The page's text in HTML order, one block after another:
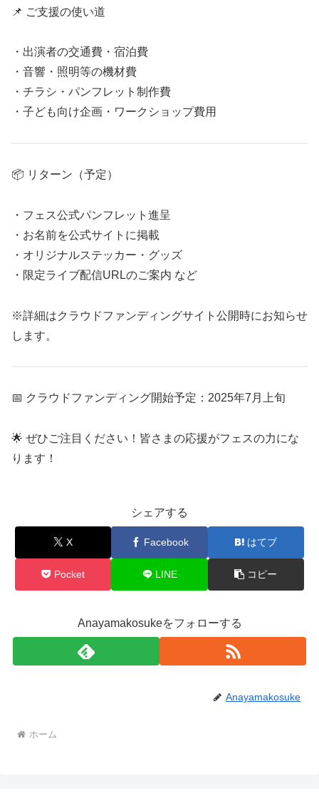
📌 ご支援の使い道
・出演者の交通費・宿泊費
・音響・照明等の機材費
・チラシ・パンフレット制作費
・子ども向け企画・ワークショップ費用
📦 リターン（予定）
・フェス公式パンフレット進呈
・お名前を公式サイトに掲載
・オリジナルステッカー・グッズ
・限定ライブ配信URLのご案内 など
※詳細はクラウドファンディングサイト公開時にお知らせ
します。
📅 クラウドファンディング開始予定：2025年7月上旬
🌟 ぜひご注目ください！皆さまの応援がフェスの力にな
ります！
シェアする
X Facebook はてブ
Pocket LINE コピー
Anayamakosukeをフォローする
Anayamakosuke
ホーム